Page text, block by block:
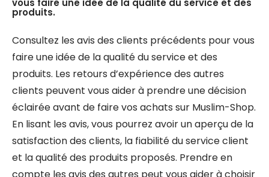
vous faire une idée de la qualité du service et des
produits.
Consultez les avis des clients précédents pour vous
faire une idée de la qualité du service et des
produits. Les retours d’expérience des autres
clients peuvent vous aider à prendre une décision
éclairée avant de faire vos achats sur Muslim-Shop.
En lisant les avis, vous pourrez avoir un aperçu de la
satisfaction des clients, la fiabilité du service client
et la qualité des produits proposés. Prendre en